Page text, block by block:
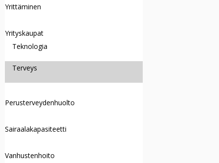
Yrittäminen
Yrityskaupat
Teknologia
Terveys
Perusterveydenhuolto
Sairaalakapasiteetti
Vanhustenhoito